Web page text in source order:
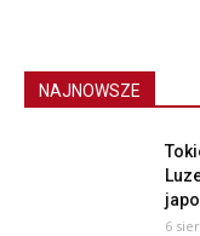
NAJNOWSZE
6